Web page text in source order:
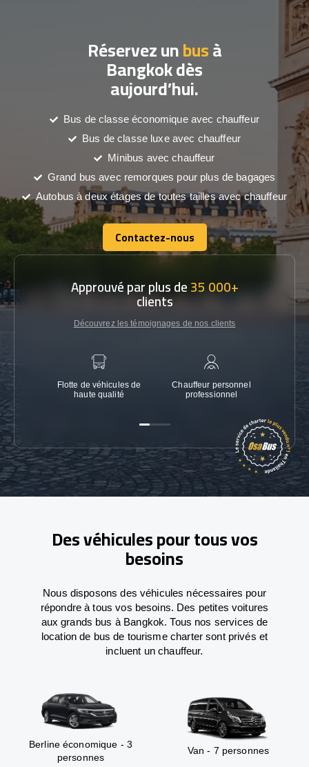
Réservez unbusà
Bangkok dès
aujourd’hui.
Bus de classe économique avec chauffeur
Bus de classe luxe avec chauffeur
Minibus avec chauffeur
Grand bus avec remorques pour plus de bagages
Autobus à deux étages de toutes tailles avec chauffeur
Contactez-nous
Contactez-nous
Approuvé par plus de35 000+
clients
Découvrez les témoignages de nos clients
Flotte de véhicules de
haute qualité
Chauffeur personnel
professionnel
Des véhicules pour tous vos
besoins
Nous disposons des véhicules nécessaires pour
répondre à tous vos besoins. Des petites voitures
aux grands bus à Bangkok. Tous nos services de
location de bus de tourisme charter sont privés et
incluent un chauffeur.
Berline économique - 3
personnes
Van - 7 personnes